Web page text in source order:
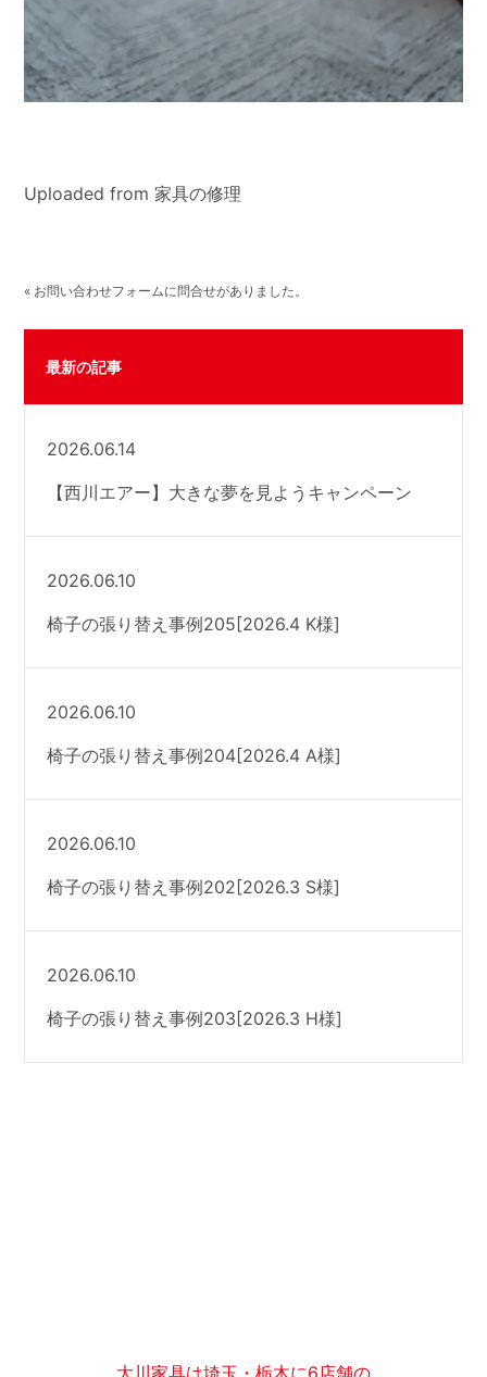
Uploaded from 家具の修理
« お問い合わせフォームに問合せがありました。
最新の記事
2026.06.14
【西川エアー】大きな夢を見ようキャンペーン
2026.06.10
椅子の張り替え事例205[2026.4 K様]
2026.06.10
椅子の張り替え事例204[2026.4 A様]
2026.06.10
椅子の張り替え事例202[2026.3 S様]
2026.06.10
椅子の張り替え事例203[2026.3 H様]